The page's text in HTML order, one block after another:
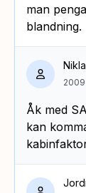
man
blandning.
Åk med
kan